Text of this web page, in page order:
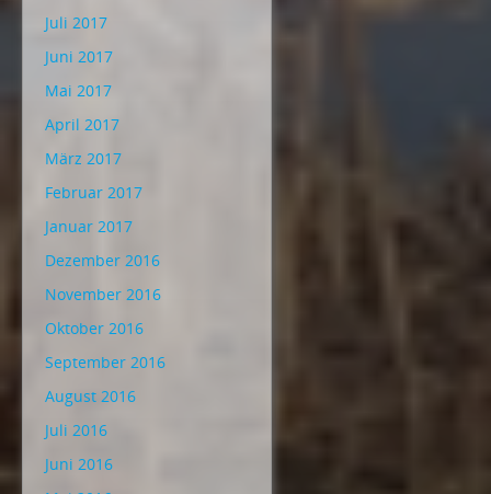
Juli 2017
Juni 2017
Mai 2017
April 2017
März 2017
Februar 2017
Januar 2017
Dezember 2016
November 2016
Oktober 2016
September 2016
August 2016
Juli 2016
Juni 2016